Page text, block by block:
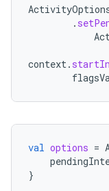
.
context .
val options =
}